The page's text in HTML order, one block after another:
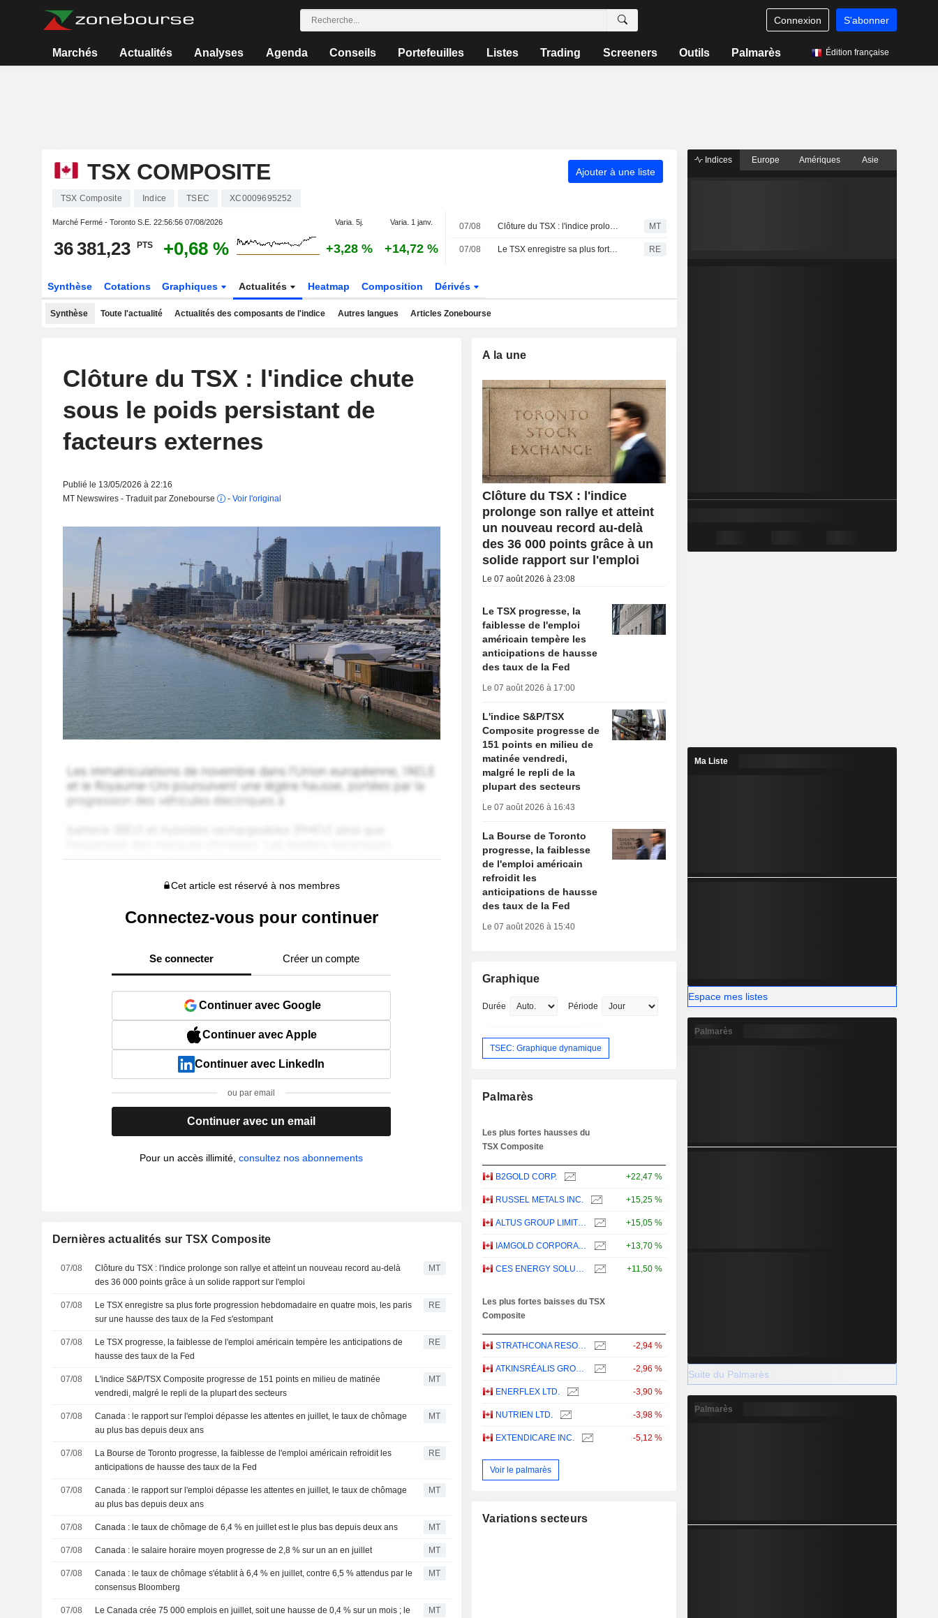
Connexion S'abonner
Marchés Actualités Analyses Agenda Conseils Portefeuilles Listes Trading Screeners Outils Palmarès Édition française
TSX COMPOSITE Ajouter à une liste
TSX Composite Indice TSEC XC0009695252
Marché Fermé - Toronto S.E. 22:56:56 07/08/2026 Varia. 5j. Varia. 1 janv.
36 381,23 PTS +0,68 % +3,28 % +14,72 %
07/08 Clôture du TSX : l'indice prolonge son rallye et atteint un nouveau record au-delà des 36 000 points grâce à un solide rapport sur l'emploi MT
07/08 Le TSX enregistre sa plus forte progression hebdomadaire en quatre mois, les paris sur une hausse des taux de la Fed s'estompant RE
Synthèse Cotations Graphiques Actualités Heatmap Composition Dérivés
Synthèse Toute l'actualité Actualités des composants de l'indice Autres langues Articles Zonebourse
Clôture du TSX : l'indice chute
sous le poids persistant de
facteurs externes
Publié le 13/05/2026 à 22:16
MT Newswires - Traduit par Zonebourse
- Voir l'original
Cet article est réservé à nos membres
Connectez-vous pour continuer
Se connecter Créer un compte
Continuer avec Google
Continuer avec Apple
Continuer avec LinkedIn
ou par email
Continuer avec un email
Pour un accès illimité,consultez nos abonnements
Dernières actualités sur TSX Composite
07/08
Clôture du TSX : l'indice prolonge son rallye et atteint un nouveau record au-delà
des 36 000 points grâce à un solide rapport sur l'emploi
MT
07/08
Le TSX enregistre sa plus forte progression hebdomadaire en quatre mois, les paris
sur une hausse des taux de la Fed s'estompant
RE
07/08
Le TSX progresse, la faiblesse de l'emploi américain tempère les anticipations de
hausse des taux de la Fed
RE
07/08
L'indice S&P/TSX Composite progresse de 151 points en milieu de matinée
vendredi, malgré le repli de la plupart des secteurs
MT
07/08
Canada : le rapport sur l'emploi dépasse les attentes en juillet, le taux de chômage
au plus bas depuis deux ans
MT
07/08
La Bourse de Toronto progresse, la faiblesse de l'emploi américain refroidit les
anticipations de hausse des taux de la Fed
RE
07/08
Canada : le rapport sur l'emploi dépasse les attentes en juillet, le taux de chômage
au plus bas depuis deux ans
MT
07/08 Canada : le taux de chômage de 6,4 % en juillet est le plus bas depuis deux ans MT
07/08 Canada : le salaire horaire moyen progresse de 2,8 % sur un an en juillet MT
07/08
Canada : le taux de chômage s'établit à 6,4 % en juillet, contre 6,5 % attendus par le
consensus Bloomberg
MT
07/08
Le Canada crée 75 000 emplois en juillet, soit une hausse de 0,4 % sur un mois ; le
MT
A la une
Clôture du TSX : l'indice
prolonge son rallye et atteint
un nouveau record au-delà
des 36 000 points grâce à un
solide rapport sur l'emploi
Le 07 août 2026 à 23:08
Le TSX progresse, la
faiblesse de l'emploi
américain tempère les
anticipations de hausse
des taux de la Fed
Le 07 août 2026 à 17:00
L'indice S&P/TSX
Composite progresse de
151 points en milieu de
matinée vendredi,
malgré le repli de la
plupart des secteurs
Le 07 août 2026 à 16:43
La Bourse de Toronto
progresse, la faiblesse
de l'emploi américain
refroidit les
anticipations de hausse
des taux de la Fed
Le 07 août 2026 à 15:40
Graphique
Durée Période
TSEC: Graphique dynamique
Palmarès
Les plus fortes hausses du
TSX Composite
B2GOLD CORP. +22,47 %
RUSSEL METALS INC. +15,25 %
ALTUS GROUP LIMITED +15,05 %
IAMGOLD CORPORATION +13,70 %
CES ENERGY SOLUTIONS CORP. +11,50 %
Les plus fortes baisses du TSX
Composite
STRATHCONA RESOURCES LTD. -2,94 %
ATKINSRÉALIS GROUP INC. -2,96 %
ENERFLEX LTD. -3,90 %
NUTRIEN LTD. -3,98 %
EXTENDICARE INC. -5,12 %
Voir le palmarès
Variations secteurs
Indices Europe Amériques Asie
Ma Liste
Espace mes listes
Palmarès
Suite du Palmarès
Palmarès